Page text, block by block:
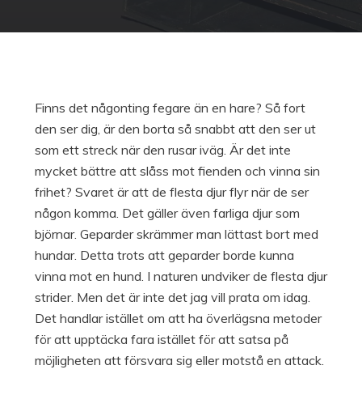
Finns det någonting fegare än en hare? Så fort
den ser dig, är den borta så snabbt att den ser ut
som ett streck när den rusar iväg. Är det inte
mycket bättre att slåss mot fienden och vinna sin
frihet? Svaret är att de flesta djur flyr när de ser
någon komma. Det gäller även farliga djur som
björnar. Geparder skrämmer man lättast bort med
hundar. Detta trots att geparder borde kunna
vinna mot en hund. I naturen undviker de flesta djur
strider. Men det är inte det jag vill prata om idag.
Det handlar istället om att ha överlägsna metoder
för att upptäcka fara istället för att satsa på
möjligheten att försvara sig eller motstå en attack.